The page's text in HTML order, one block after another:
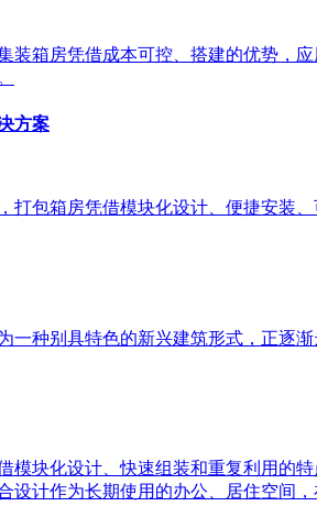
装箱房凭借成本可控、搭建的优势，
方案
包箱房凭借模块化设计、便捷安装
种别具特色的新兴建筑形式，正逐
模块化设计、快速组装和重复利用的
设计作为长期使用的办公、居住空间